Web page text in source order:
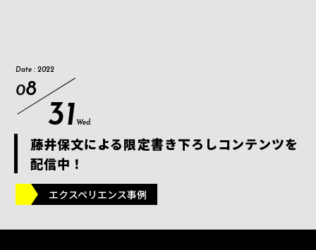
Date : 2022
08
31 Wed.
藤井保文による限定書き下ろしコンテンツを
配信中！
エクスペリエンス事例